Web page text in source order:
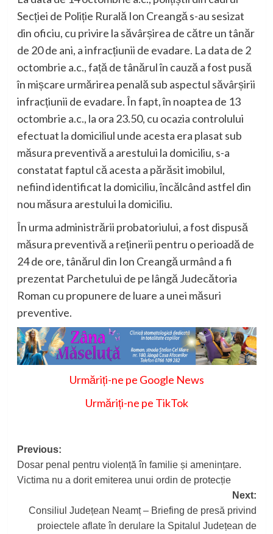
Secției de Poliție Rurală Ion Creangă s-au sesizat
din oficiu, cu privire la săvârșirea de către un tânăr
de 20 de ani, a infracțiunii de evadare. La data de 2
octombrie a.c., față de tânărul în cauză a fost pusă
în mișcare urmărirea penală sub aspectul săvârșirii
infracțiunii de evadare. În fapt, în noaptea de 13
octombrie a.c., la ora 23.50, cu ocazia controlului
efectuat la domiciliul unde acesta era plasat sub
măsura preventivă a arestului la domiciliu, s-a
constatat faptul că acesta a părăsit imobilul,
nefiind identificat la domiciliu, încălcând astfel din
nou măsura arestului la domiciliu.
În urma administrării probatoriului, a fost dispusă
măsura preventivă a reținerii pentru o perioadă de
24 de ore, tânărul din Ion Creangă urmând a fi
prezentat Parchetului de pe lângă Judecătoria
Roman cu propunere de luare a unei măsuri
preventive.
Urmăriți-ne pe Google News
Urmăriți-ne pe TikTok
Post
navigation
Previous:
Dosar penal pentru violență în familie și amenințare.
Victima nu a dorit emiterea unui ordin de protecție
Next:
Consiliul Județean Neamț – Briefing de presă privind
proiectele aflate în derulare la Spitalul Județean de